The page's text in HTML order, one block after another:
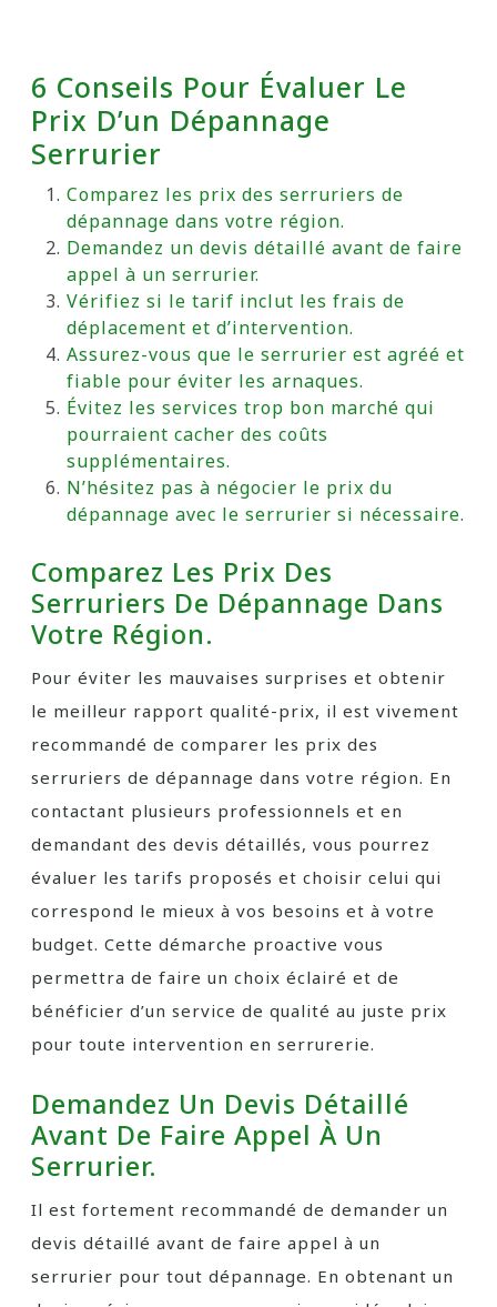
6 Conseils Pour Évaluer Le
Prix D’un Dépannage
Serrurier
Comparez les prix des serruriers de
dépannage dans votre région.
Demandez un devis détaillé avant de faire
appel à un serrurier.
Vérifiez si le tarif inclut les frais de
déplacement et d’intervention.
Assurez-vous que le serrurier est agréé et
fiable pour éviter les arnaques.
Évitez les services trop bon marché qui
pourraient cacher des coûts
supplémentaires.
N’hésitez pas à négocier le prix du
dépannage avec le serrurier si nécessaire.
Comparez Les Prix Des
Serruriers De Dépannage Dans
Votre Région.
Pour éviter les mauvaises surprises et obtenir
le meilleur rapport qualité-prix, il est vivement
recommandé de comparer les prix des
serruriers de dépannage dans votre région. En
contactant plusieurs professionnels et en
demandant des devis détaillés, vous pourrez
évaluer les tarifs proposés et choisir celui qui
correspond le mieux à vos besoins et à votre
budget. Cette démarche proactive vous
permettra de faire un choix éclairé et de
bénéficier d’un service de qualité au juste prix
pour toute intervention en serrurerie.
Demandez Un Devis Détaillé
Avant De Faire Appel À Un
Serrurier.
Il est fortement recommandé de demander un
devis détaillé avant de faire appel à un
serrurier pour tout dépannage. En obtenant un